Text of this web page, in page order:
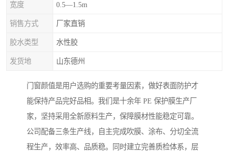
宽度 0.5—1.5m
销售方式 厂家直销
胶水类型 水性胶
发货地 山东德州
门窗颜值是用户选购的重要考量因素，做好表面防护才
能保持产品完好品相。我们是十余年 PE 保护膜生产厂
家，坚持采用全新原料生产，保障膜材性能稳定可靠。
公司配备三条生产线，自主完成吹膜、涂布、分切全流
程生产，效率高、品质稳。同时建立完善质检体系，层